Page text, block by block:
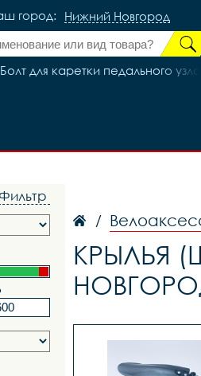
город: Нижний Новгород
для каретки педального узла
Фильтр
/
КРЫЛЬЯ